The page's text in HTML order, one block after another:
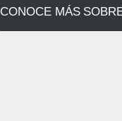
CONOCE MÁS